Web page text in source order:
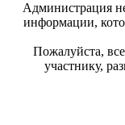
Администрация
информации,
Пожалуйста,
участнику,